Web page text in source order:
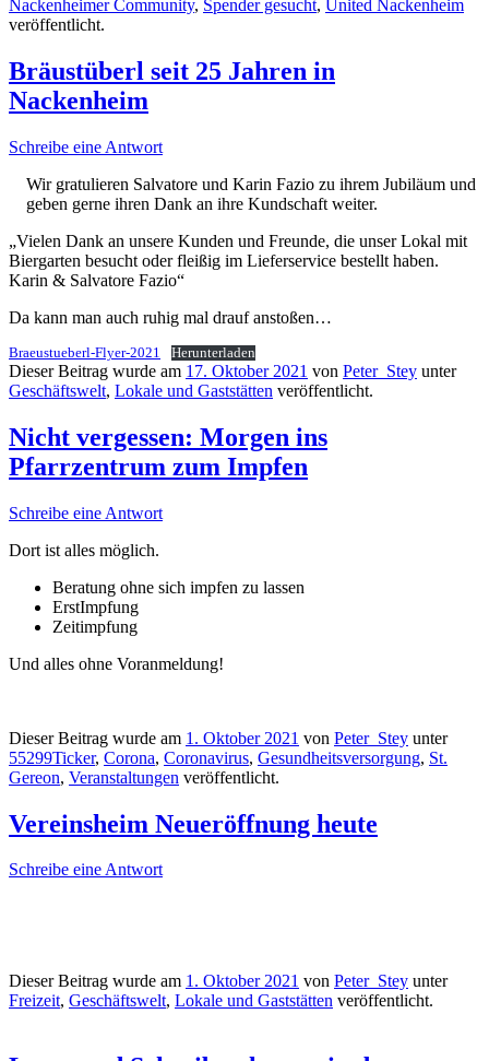
Nackenheimer Community, Spender gesucht, United Nackenheim
veröffentlicht.
Bräustüberl seit 25 Jahren in
Nackenheim
Schreibe eine Antwort
Wir gratulieren Salvatore und Karin Fazio zu ihrem Jubiläum und
geben gerne ihren Dank an ihre Kundschaft weiter.
„Vielen Dank an unsere Kunden und Freunde, die unser Lokal mit
Biergarten besucht oder fleißig im Lieferservice bestellt haben.
Karin & Salvatore Fazio“
Da kann man auch ruhig mal drauf anstoßen…
Braeustueberl-Flyer-2021 Herunterladen
Dieser Beitrag wurde am 17. Oktober 2021 von Peter_Stey unter
Geschäftswelt, Lokale und Gaststätten veröffentlicht.
Nicht vergessen: Morgen ins
Pfarrzentrum zum Impfen
Schreibe eine Antwort
Dort ist alles möglich.
Beratung ohne sich impfen zu lassen
ErstImpfung
Zeitimpfung
Und alles ohne Voranmeldung!
Dieser Beitrag wurde am 1. Oktober 2021 von Peter_Stey unter
55299Ticker, Corona, Coronavirus, Gesundheitsversorgung, St.
Gereon, Veranstaltungen veröffentlicht.
Vereinsheim Neueröffnung heute
Schreibe eine Antwort
Dieser Beitrag wurde am 1. Oktober 2021 von Peter_Stey unter
Freizeit, Geschäftswelt, Lokale und Gaststätten veröffentlicht.